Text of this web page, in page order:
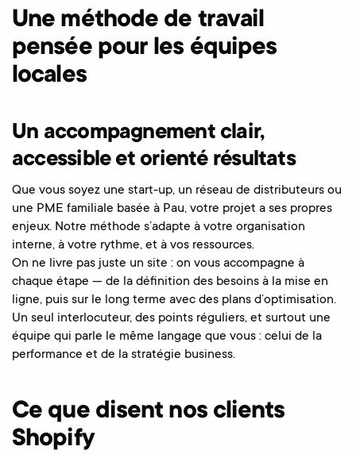
Une méthode de travail
pensée pour les équipes
locales
Un accompagnement clair,
accessible et orienté résultats
Que vous soyez une start-up, un réseau de distributeurs ou
une PME familiale basée à Pau, votre projet a ses propres
enjeux. Notre méthode s’adapte à votre organisation
interne, à votre rythme, et à vos ressources.
On ne livre pas juste un site : on vous accompagne à
chaque étape — de la définition des besoins à la mise en
ligne, puis sur le long terme avec des plans d’optimisation.
Un seul interlocuteur, des points réguliers, et surtout une
équipe qui parle le même langage que vous : celui de la
performance et de la stratégie business.
Ce que disent nos clients
Shopify